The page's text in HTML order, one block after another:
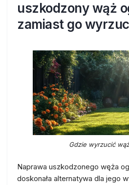
uszkodzony wąż
zamiast go
Gdzie wyrzucić
Naprawa uszkodzonego węża
doskonała alternatywa dla jego